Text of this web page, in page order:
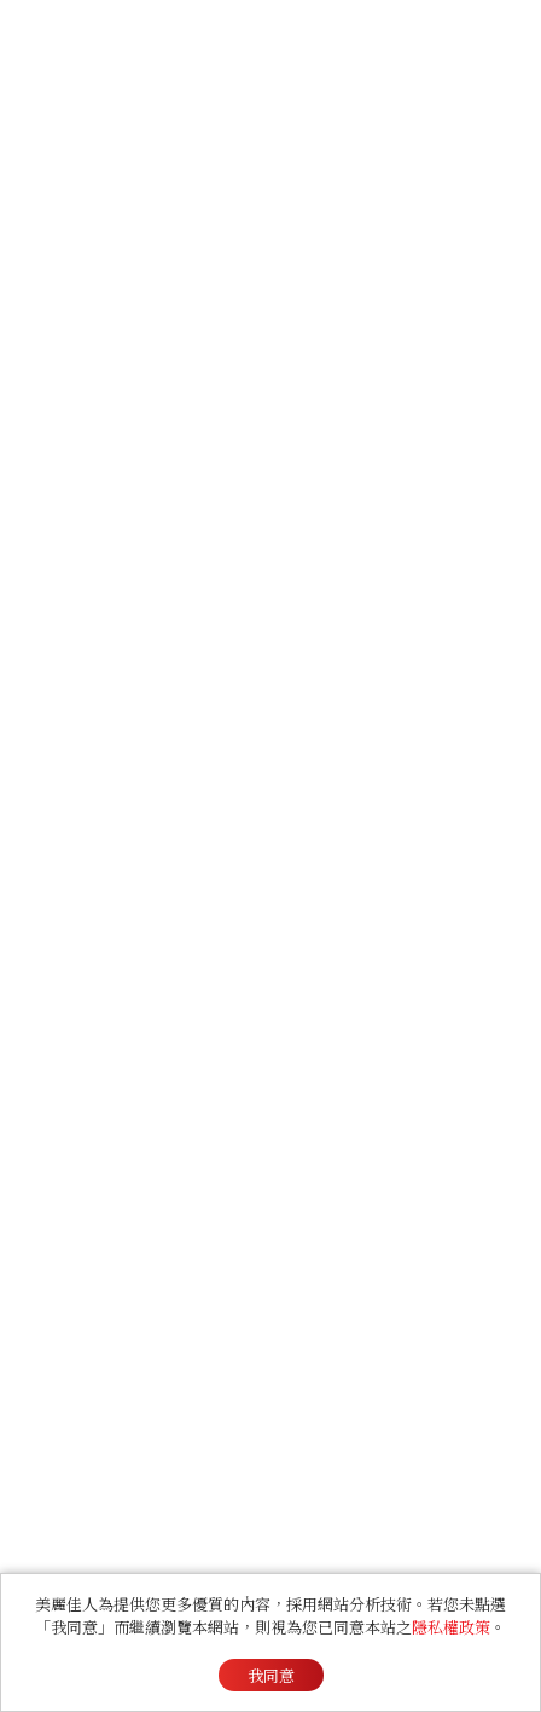
美麗佳人為提供您更多優質的內容，採用網站分析技術。若您未點選
「我同意」而繼續瀏覽本網站，則視為您已同意本站之隱私權政策 。
我同意